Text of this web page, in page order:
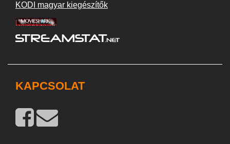
KODI magyar kiegészítők
KAPCSOLAT